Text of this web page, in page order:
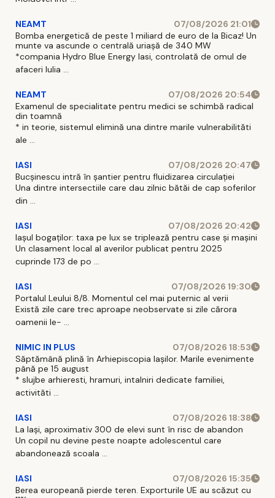
NEAMT
07/08/2026 21:01
Bomba energetică de peste 1 miliard de euro de la Bicaz! Un
munte va ascunde o centrală uriașă de 340 MW
*compania Hydro Blue Energy Iasi, controlată de omul de
afaceri Iulia ...
NEAMT
07/08/2026 20:54
Examenul de specialitate pentru medici se schimbă radical
din toamnă
* in teorie, sistemul elimină una dintre marile vulnerabilităti
ale ...
IASI
07/08/2026 20:47
Bucșinescu intră în șantier pentru fluidizarea circulației
Una dintre intersectiile care dau zilnic bătăi de cap soferilor
din ...
IASI
07/08/2026 20:42
Iașul bogaților: taxa pe lux se triplează pentru case și mașini
Un clasament local al averilor publicat pentru 2025
cuprinde 173 de po ...
IASI
07/08/2026 19:30
Portalul Leului 8/8. Momentul cel mai puternic al verii
Există zile care trec aproape neobservate si zile cărora
oamenii le- ...
NIMIC IN PLUS
07/08/2026 18:53
Săptămână plină în Arhiepiscopia Iașilor. Marile evenimente
până pe 15 august
* slujbe arhieresti, hramuri, intalniri dedicate familiei,
activităti ...
IASI
07/08/2026 18:38
La Iași, aproximativ 300 de elevi sunt în risc de abandon
Un copil nu devine peste noapte adolescentul care
abandonează scoala ...
IASI
07/08/2026 15:35
Berea europeană pierde teren. Exporturile UE au scăzut cu